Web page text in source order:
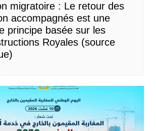
migratoire : Le retour des
accompagnés est une
principe basée sur les
Royales (source